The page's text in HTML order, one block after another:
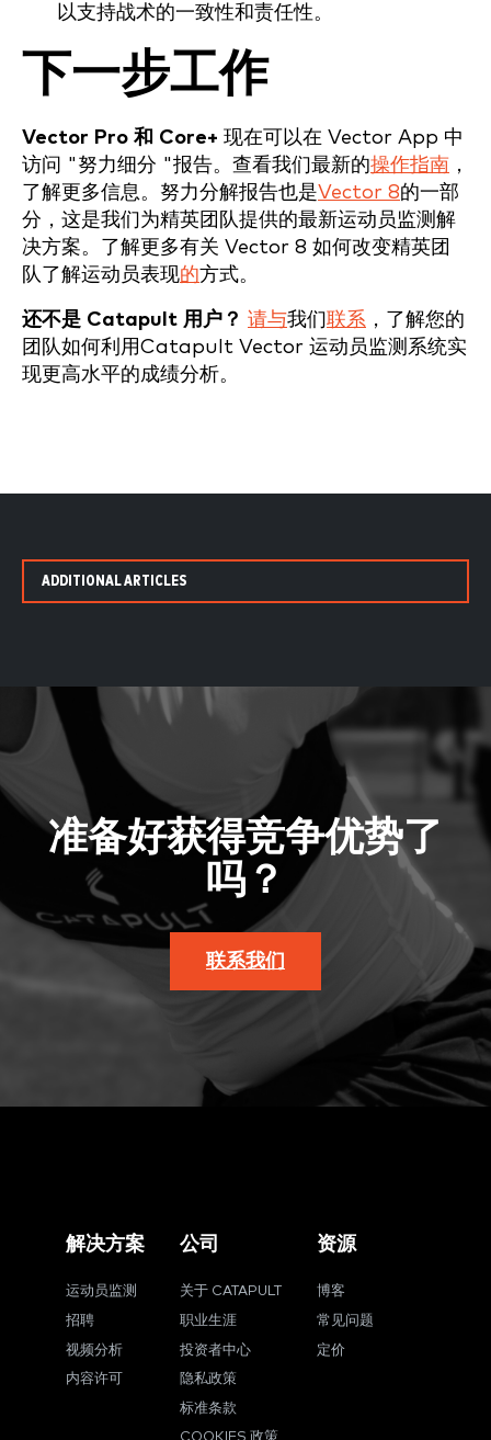
以支持战术的一致性和责任性。
下一步工作
Vector Pro 和 Core+ 现在可以在 Vector App 中
访问 "努力细分 "报告。查看我们最新的操作指南 ，
了解更多信息。努力分解报告也是Vector 8的一部
分，这是我们为精英团队提供的最新运动员监测解
决方案。了解更多有关 Vector 8 如何改变精英团
队了解运动员表现的方式。
还不是 Catapult 用户？ 请与我们联系 ，了解您的
团队如何利用Catapult Vector 运动员监测系统实
现更高水平的成绩分析。
ADDITIONAL ARTICLES
准备好获得竞争优势了
吗？
联系我们
解决方案
运动员监测
招聘
视频分析
内容许可
公司
关于 CATAPULT
职业生涯
投资者中心
隐私政策
标准条款
资源
博客
常见问题
定价